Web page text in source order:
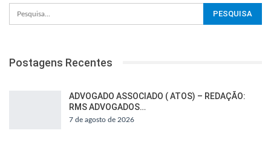
Postagens Recentes
ADVOGADO ASSOCIADO ( ATOS) – REDAÇÃO:
RMS ADVOGADOS…
7 de agosto de 2026